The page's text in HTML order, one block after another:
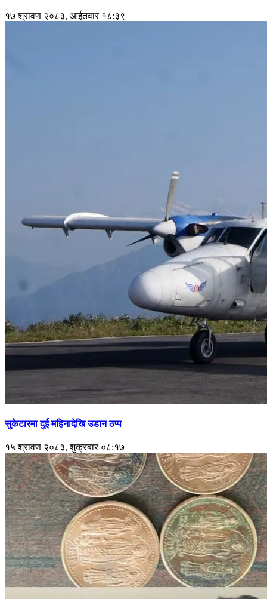
१७ श्रावण २०८३, आईतवार १८:३९
सुकेटारमा दुई महिनादेखि उडान ठप्प
१५ श्रावण २०८३, शुक्रबार ०८:१७